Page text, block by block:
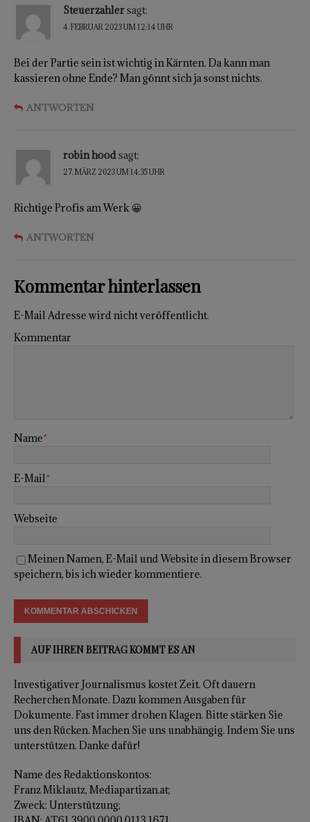
Steuerzahlersagt:
4. FEBRUAR 2023 UM 12:14 UHR
Bei der Partie sein ist wichtig in Kärnten. Da kann man
kassieren ohne Ende? Man gönnt sich ja sonst nichts.
ANTWORTEN
robin hoodsagt:
27. MÄRZ 2023 UM 14:35 UHR
Richtige Profis am Werk 😀
ANTWORTEN
Kommentar hinterlassen
E-Mail Adresse wird nicht veröffentlicht.
Kommentar
Name*
E-Mail*
Webseite
Meinen Namen, E-Mail und Website in diesem Browser
speichern, bis ich wieder kommentiere.
AUF IHREN BEITRAG KOMMT ES AN
Investigativer Journalismus kostet Zeit. Oft dauern
Recherchen Monate. Dazu kommen Ausgaben für
Dokumente. Fast immer drohen Klagen. Bitte stärken Sie
uns den Rücken. Machen Sie uns unabhängig. Indem Sie uns
unterstützen. Danke dafür!
Name des Redaktionskontos:
Franz Miklautz, Mediapartizan.at;
Zweck: Unterstützung;